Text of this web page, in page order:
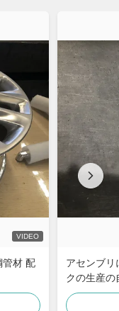
VIDEO
管材 配
アセンブリ
クの生産の